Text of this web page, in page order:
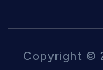
Copyright ©